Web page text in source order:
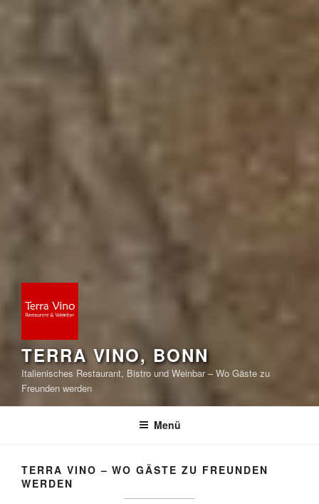
TERRA VINO, BONN
Italienisches Restaurant, Bistro und Weinbar – Wo Gäste zu
Freunden werden
Menü
TERRA VINO – WO GÄSTE ZU FREUNDEN
WERDEN